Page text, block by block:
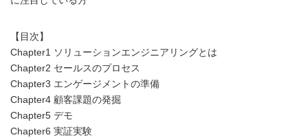
【目次】
Chapter1 ソリューションエンジニアリングとは
Chapter2 セールスのプロセス
Chapter3 エンゲージメントの準備
Chapter4 顧客課題の発掘
Chapter5 デモ
Chapter6 実証実験